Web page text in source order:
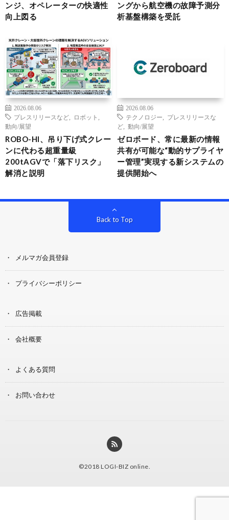
ンジ、オペレーターの快適性
向上図る
ングから航空機の故障予測分
析基盤構築を受託
2026.08.06
プレスリリースなど
ロボット
動向/展望
ROBO-HI、吊り下げ式クレー
ンに代わる超重量級
200tAGVで「落下リスク」
解消と説明
2026.08.06
テクノロジー
プレスリリースな
ど
動向/展望
ゼロボード、常に最新の情報
共有が可能な“動的サプライヤ
ー管理”実現する新システムの
提供開始へ
Back to Top
メルマガ会員登録
プライバシーポリシー
広告掲載
会社概要
よくある質問
お問い合わせ
©2018 LOGI-BIZ online